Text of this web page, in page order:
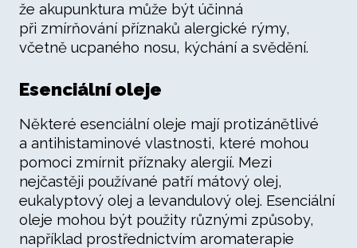
že akupunktura může být účinná
při zmírňování příznaků alergické rýmy,
včetně ucpaného nosu, kýchání a svědění.
Esenciální oleje
Některé esenciální oleje mají protizánětlivé
a antihistaminové vlastnosti, které mohou
pomoci zmírnit příznaky alergií. Mezi
nejčastěji používané patří mátový olej,
eukalyptový olej a levandulový olej. Esenciální
oleje mohou být použity různými způsoby,
například prostřednictvím aromaterapie